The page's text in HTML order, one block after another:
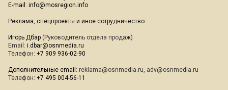
E-mail: info@mosregion.info
Реклама, спецпроекты и иное сотрудничество:
Игорь Дбар (Руководитель отдела продаж)
Email: i.dbar@osnmedia.ru
Телефон: +7 909 936-02-90
Дополнительные email: reklama@osnmedia.ru, adv@osnmedia.ru
Телефон: +7 495 004-56-11